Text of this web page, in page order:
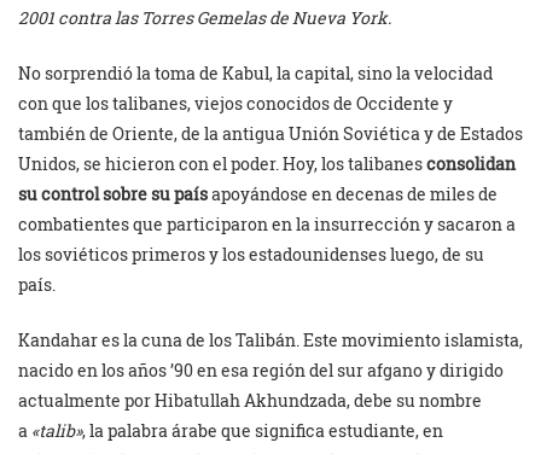
2001 contra las Torres Gemelas de Nueva York.
No sorprendió la toma de Kabul, la capital, sino la velocidad
con que los talibanes, viejos conocidos de Occidente y
también de Oriente, de la antigua Unión Soviética y de Estados
Unidos, se hicieron con el poder. Hoy, los talibanesconsolidan
su control sobre su paísapoyándose en decenas de miles de
combatientes que participaron en la insurrección y sacaron a
los soviéticos primeros y los estadounidenses luego, de su
país.
Kandahar es la cuna de los Talibán. Este movimiento islamista,
nacido en los años ’90 en esa región del sur afgano y dirigido
actualmente porHibatullah Akhundzada, debe su nombre
a «talib», la palabra árabe que significa estudiante, en